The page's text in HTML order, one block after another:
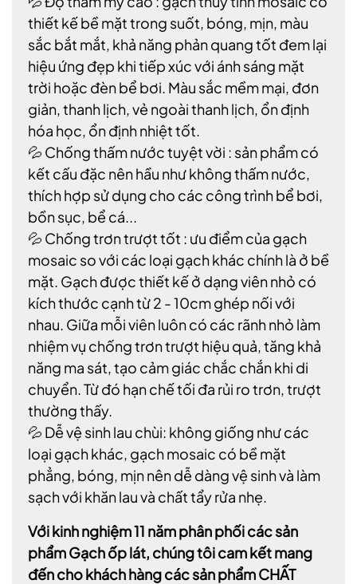
thiết kế bề mặt trong suốt, bóng, mịn, màu
sắc bắt mắt, khả năng phản quang tốt đem lại
hiệu ứng đẹp khi tiếp xúc với ánh sáng mặt
trời hoặc đèn bể bơi. Màu sắc mềm mại, đơn
giản, thanh lịch, vẻ ngoài thanh lịch, ổn định
hóa học, ổn định nhiệt tốt.
💦 Chống thấm nước tuyệt vời : sản phẩm có
kết cấu đặc nên hầu như không thấm nước,
thích hợp sử dụng cho các công trình bể bơi,
bồn sục, bể cá...
💦 Chống trơn trượt tốt : ưu điểm của gạch
mosaic so với các loại gạch khác chính là ở bề
mặt. Gạch được thiết kế ở dạng viên nhỏ có
kích thước cạnh từ 2 - 10cm ghép nối với
nhau. Giữa mỗi viên luôn có các rãnh nhỏ làm
nhiệm vụ chống trơn trượt hiệu quả, tăng khả
năng ma sát, tạo cảm giác chắc chắn khi di
chuyển. Từ đó hạn chế tối đa rủi ro trơn, trượt
thường thấy.
💦 Dễ vệ sinh lau chùi: không giống như các
loại gạch khác, gạch mosaic có bề mặt
phẳng, bóng, mịn nên dễ dàng vệ sinh và làm
sạch với khăn lau và chất tẩy rửa nhẹ.
Với kinh nghiệm 11 năm phân phối các sản
phẩm Gạch ốp lát, chúng tôi cam kết mang
đến cho khách hàng các sản phẩm CHẤT